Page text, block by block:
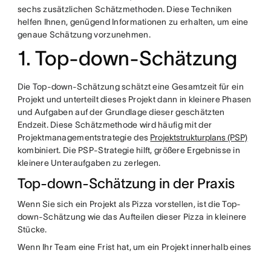
sechs zusätzlichen Schätzmethoden. Diese Techniken
helfen Ihnen, genügend Informationen zu erhalten, um eine
genaue Schätzung vorzunehmen.
1. Top-down-Schätzung
Die Top-down-Schätzung schätzt eine Gesamtzeit für ein
Projekt und unterteilt dieses Projekt dann in kleinere Phasen
und Aufgaben auf der Grundlage dieser geschätzten
Endzeit. Diese Schätzmethode wird häufig mit der
Projektmanagementstrategie des Projektstrukturplans (PSP)
kombiniert. Die PSP-Strategie hilft, größere Ergebnisse in
kleinere Unteraufgaben zu zerlegen.
Top-down-Schätzung in der Praxis
Wenn Sie sich ein Projekt als Pizza vorstellen, ist die Top-
down-Schätzung wie das Aufteilen dieser Pizza in kleinere
Stücke.
Wenn Ihr Team eine Frist hat, um ein Projekt innerhalb eines